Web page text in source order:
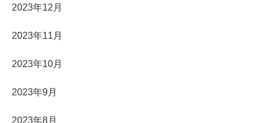
2023年12月
2023年11月
2023年10月
2023年9月
2023年8月